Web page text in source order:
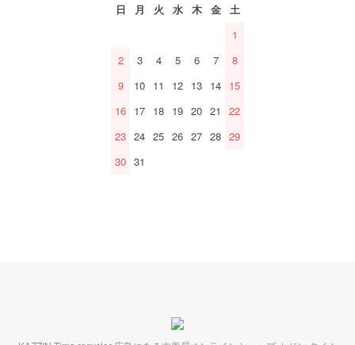
日 月 火 水 木 金
土
1
2
3 4 5 6 7
8
9
10 11 12 13 14 15
16 17 18 19 20 21
22
23 24 25 26 27 28 29
30 31